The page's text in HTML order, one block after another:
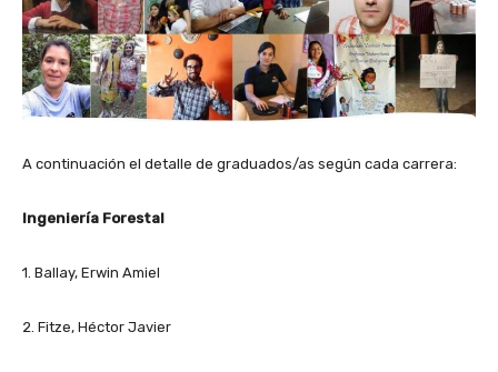
A continuación el detalle de graduados/as según cada carrera:
Ingeniería Forestal
1. Ballay, Erwin Amiel
2. Fitze, Héctor Javier